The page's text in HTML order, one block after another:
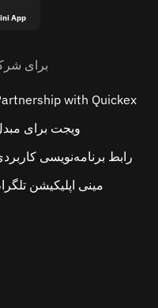
App
برای
with Quickex
ویجت برای
رابط برنامه‌نویسی
مینی اپلیکیشن